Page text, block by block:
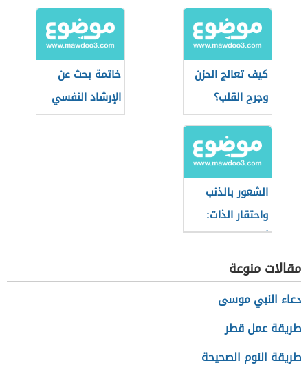
كيف تعالج الحزن
وجرح القلب؟
خاتمة بحث عن
الإرشاد النفسي
الشعور بالذنب
واحتقار الذات:
أهم النصائح
والتوصيات
مقالات منوعة
دعاء النبي موسى
طريقة عمل قطر
طريقة النوم الصحيحة